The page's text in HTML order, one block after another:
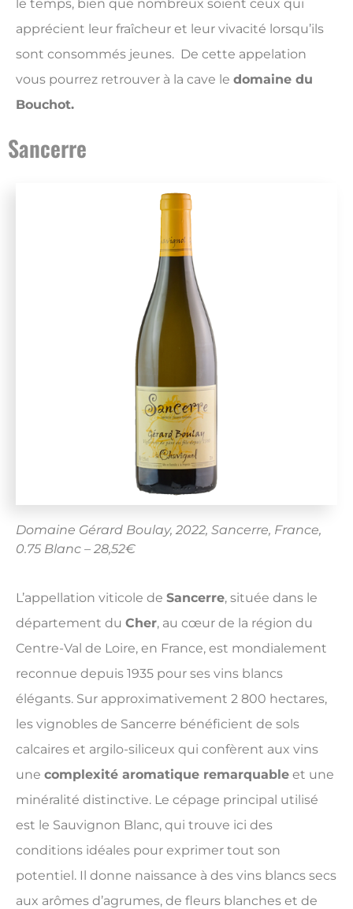
le temps, bien que nombreux soient ceux qui
apprécient leur fraîcheur et leur vivacité lorsqu’ils
sont consommés jeunes. De cette appelation
vous pourrez retrouver à la cave le domaine du
Bouchot.
Sancerre
Domaine Gérard Boulay, 2022, Sancerre, France,
0.75 Blanc – 28,52€
L’appellation viticole de Sancerre, située dans le
département du Cher, au cœur de la région du
Centre-Val de Loire, en France, est mondialement
reconnue depuis 1935 pour ses vins blancs
élégants. Sur approximativement 2 800 hectares,
les vignobles de Sancerre bénéficient de sols
calcaires et argilo-siliceux qui confèrent aux vins
une complexité aromatique remarquable et une
minéralité distinctive. Le cépage principal utilisé
est le Sauvignon Blanc, qui trouve ici des
conditions idéales pour exprimer tout son
potentiel. Il donne naissance à des vins blancs secs
aux arômes d’agrumes, de fleurs blanches et de